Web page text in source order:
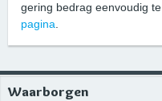
gering bedrag eenvoudig
pagina.
Waarborgen